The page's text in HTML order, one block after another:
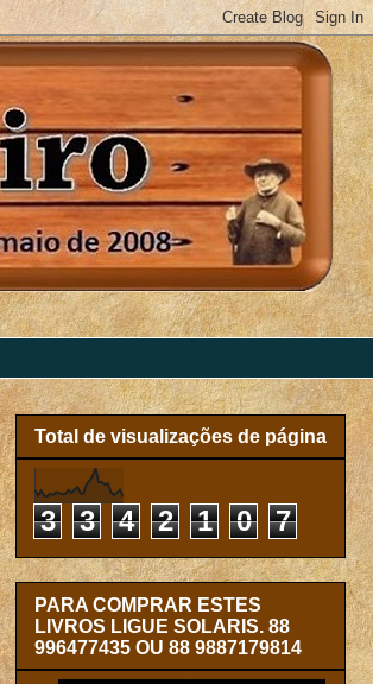
Total de visualizações de página
3 3 4 2 1 0 7
PARA COMPRAR ESTES
LIVROS LIGUE SOLARIS. 88
996477435 OU 88 9887179814